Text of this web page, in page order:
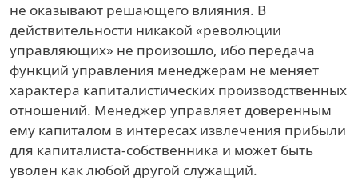
не оказывают решающего влияния. В
действительности никакой «революции
управляющих» не произошло, ибо передача
функций управления менеджерам не меняет
характера капиталистических производственных
отношений. Менеджер управляет доверенным
ему капиталом в интересах извлечения прибыли
для капиталиста-собственника и может быть
уволен как любой другой служащий.